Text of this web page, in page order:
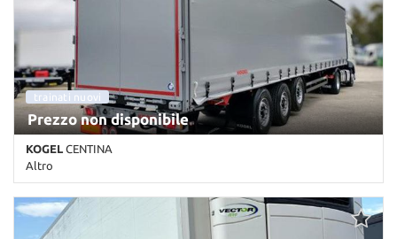
nuova trainati nuovi nuova
Prezzo non disponibile
KOGEL CENTINA
Altro
0 Km • Cambio Altro • Grigio pastello • ABS • EBS • Freno a disco •
Rinforzo Pavimento/Laterali per trasporti logistici • Sospensioni
ad aria